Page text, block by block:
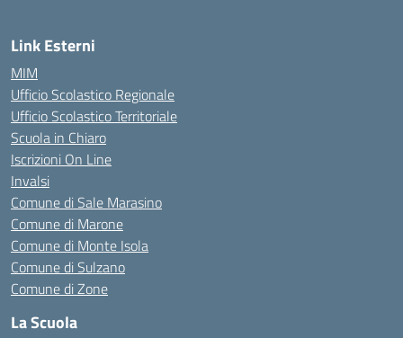
Link Esterni
MIM
Ufficio Scolastico Regionale
Ufficio Scolastico Territoriale
Scuola in Chiaro
Iscrizioni On Line
Invalsi
Comune di Sale Marasino
Comune di Marone
Comune di Monte Isola
Comune di Sulzano
Comune di Zone
La Scuola